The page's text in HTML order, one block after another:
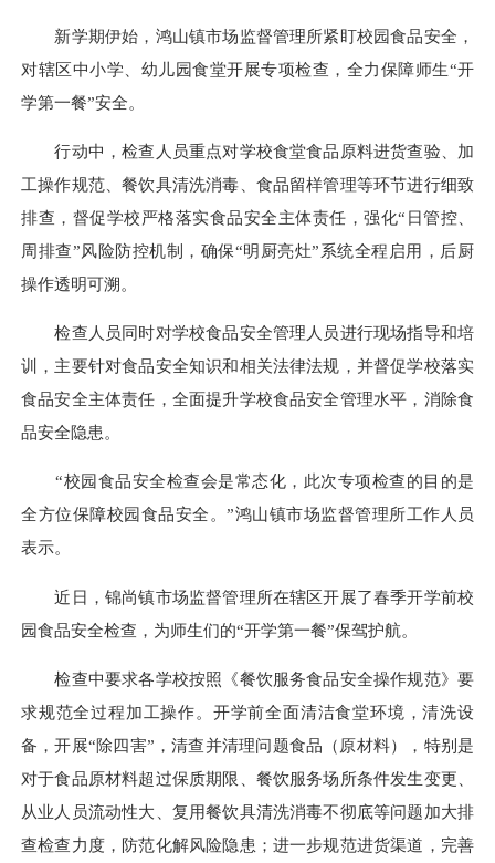
新学期伊始，鸿山镇市场监督管理所紧盯校园食品安全，
对辖区中小学、幼儿园食堂开展专项检查，全力保障师生“开
学第一餐”安全。
行动中，检查人员重点对学校食堂食品原料进货查验、加
工操作规范、餐饮具清洗消毒、食品留样管理等环节进行细致
排查，督促学校严格落实食品安全主体责任，强化“日管控、
周排查”风险防控机制，确保“明厨亮灶”系统全程启用，后厨
操作透明可溯。
检查人员同时对学校食品安全管理人员进行现场指导和培
训，主要针对食品安全知识和相关法律法规，并督促学校落实
食品安全主体责任，全面提升学校食品安全管理水平，消除食
品安全隐患。
“校园食品安全检查会是常态化，此次专项检查的目的是
全方位保障校园食品安全。”鸿山镇市场监督管理所工作人员
表示。
近日，锦尚镇市场监督管理所在辖区开展了春季开学前校
园食品安全检查，为师生们的“开学第一餐”保驾护航。
检查中要求各学校按照《餐饮服务食品安全操作规范》要
求规范全过程加工操作。开学前全面清洁食堂环境，清洗设
备，开展“除四害”，清查并清理问题食品（原材料），特别是
对于食品原材料超过保质期限、餐饮服务场所条件发生变更、
从业人员流动性大、复用餐饮具清洗消毒不彻底等问题加大排
查检查力度，防范化解风险隐患；进一步规范进货渠道，完善